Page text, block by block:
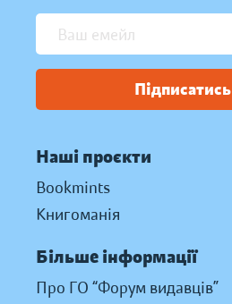
Підписатись
Наші проєкти
Bookmints
Книгоманія
Більше інформації
Про ГО “Форум видавців”